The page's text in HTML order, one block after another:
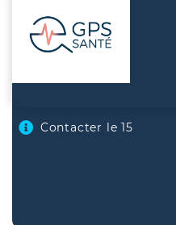
Contacter le 15